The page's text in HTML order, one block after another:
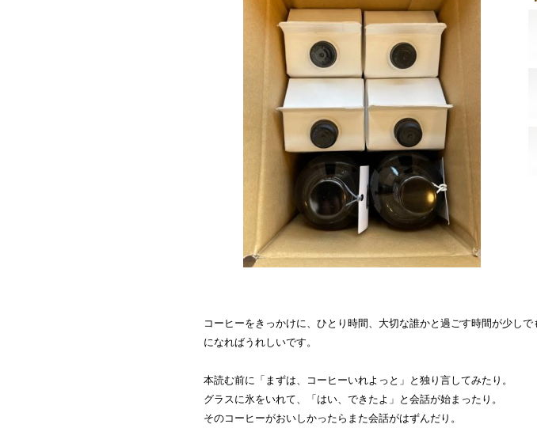
コーヒーをきっかけに、ひとり時間、大切な誰かと過ごす時間が少しで
になればうれしいです。
本読む前に「まずは、コーヒーいれよっと」と独り言してみたり。
グラスに氷をいれて、「はい、できたよ」と会話が始まったり。
そのコーヒーがおいしかったらまた会話がはずんだり。